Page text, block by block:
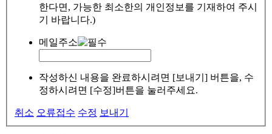
한다면, 가능한 최소한의 개인정보를 기재하여 주시
기 바랍니다.)
메일주소
작성하신 내용을 완료하시려면 [보내기] 버튼을, 수
정하시려면 [수정]버튼을 눌러주세요.
취소 오류접수 수정 보내기